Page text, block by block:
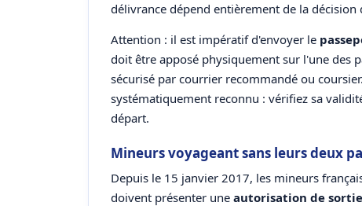
délivrance dépend entièrement de la décision
Attention : il est impératif d'envoyer le
doit être apposé physiquement sur l'une des
sécurisé par courrier recommandé ou
systématiquement reconnu : vérifiez sa
départ.
Mineurs voyageant sans leurs deux
Depuis le 15 janvier 2017, les mineurs
doivent présenter une autorisation de